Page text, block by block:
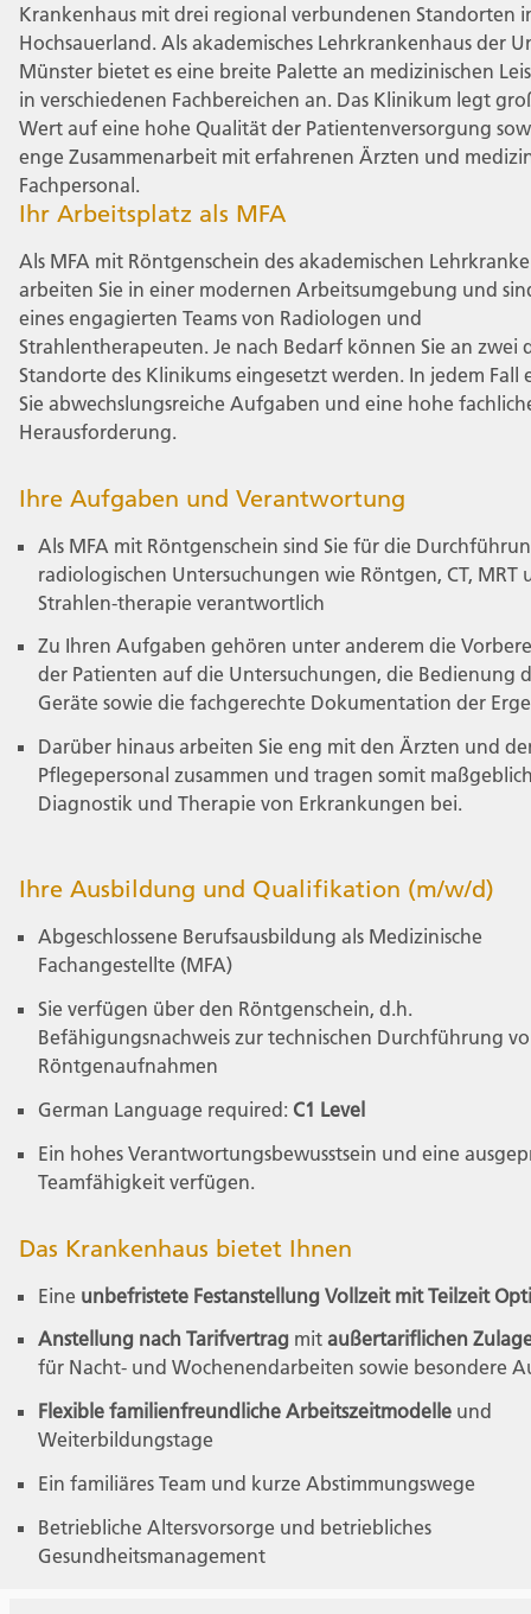
Krankenhaus mit drei regional verbundenen Standorten
Hochsauerland. Als akademisches Lehrkrankenhaus der
Münster bietet es eine breite Palette an medizinischen
in verschiedenen Fachbereichen an. Das Klinikum legt
Wert auf eine hohe Qualität der Patientenversorgung
enge Zusammenarbeit mit erfahrenen Ärzten und
Fachpersonal.
Ihr Arbeitsplatz als MFA
Als MFA mit Röntgenschein des akademischen
arbeiten Sie in einer modernen Arbeitsumgebung und
eines engagierten Teams von Radiologen und
Strahlentherapeuten. Je nach Bedarf können Sie an zwei
Standorte des Klinikums eingesetzt werden. In jedem Fall
Sie abwechslungsreiche Aufgaben und eine hohe
Herausforderung.
Ihre Aufgaben und Verantwortung
Als MFA mit Röntgenschein sind Sie für die
radiologischen Untersuchungen wie Röntgen, CT, MRT
Strahlen-therapie verantwortlich
Zu Ihren Aufgaben gehören unter anderem die
der Patienten auf die Untersuchungen, die Bedienung
Geräte sowie die fachgerechte Dokumentation der
Darüber hinaus arbeiten Sie eng mit den Ärzten und
Pflegepersonal zusammen und tragen somit
Diagnostik und Therapie von Erkrankungen bei.
Ihre Ausbildung und Qualifikation (m/w/d)
Abgeschlossene Berufsausbildung als Medizinische
Fachangestellte (MFA)
Sie verfügen über den Röntgenschein, d.h.
Befähigungsnachweis zur technischen Durchführung
Röntgenaufnahmen
German Language required: C1 Level
Ein hohes Verantwortungsbewusstsein und eine
Teamfähigkeit verfügen.
Das Krankenhaus bietet Ihnen
Eine unbefristete Festanstellung Vollzeit mit Teilzeit
Anstellung nach Tarifvertrag mit außertariflichen
für Nacht- und Wochenendarbeiten sowie besondere
Flexible familienfreundliche Arbeitszeitmodelle und
Weiterbildungstage
Ein familiäres Team und kurze Abstimmungswege
Betriebliche Altersvorsorge und betriebliches
Gesundheitsmanagement